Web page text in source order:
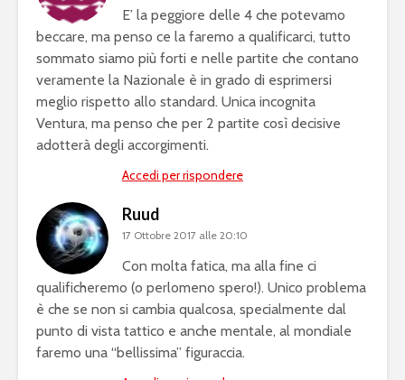
E’ la peggiore delle 4 che potevamo
beccare, ma penso ce la faremo a qualificarci, tutto
sommato siamo più forti e nelle partite che contano
veramente la Nazionale è in grado di esprimersi
meglio rispetto allo standard. Unica incognita
Ventura, ma penso che per 2 partite così decisive
adotterà degli accorgimenti.
Accedi per rispondere
Ruud
17 Ottobre 2017 alle 20:10
Con molta fatica, ma alla fine ci
qualificheremo (o perlomeno spero!). Unico problema
è che se non si cambia qualcosa, specialmente dal
punto di vista tattico e anche mentale, al mondiale
faremo una “bellissima” figuraccia.